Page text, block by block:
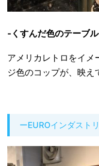
-くすんだ色のテーブ
アメリカレトロをイメ
ジ色のコップが、映
ーEUROインダスト